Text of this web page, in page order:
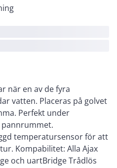
när en av de fyra
vatten. Placeras på golvet
Perfekt under
temperatursensor för att
Kompabilitet: Alla Ajax
och uartBridge Trådlös